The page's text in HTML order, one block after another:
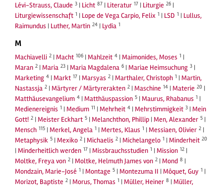
Lévi-Strauss, Claude 3 | Licht 87 | Literatur 17 | Liturgie 26 |
Liturgiewissenschaft 1 | Lope de Vega Carpio, Felix 1 | LSD 1 | Lullus,
Raimundus | Luther, Martin 24 | Lydia 1
M
Machiavelli 2 | Macht 106 | Mahlzeit 4 | Maimonides, Moses 1 |
Maran 2 | Maria 23 | Maria Magdalena 6 | Mariae Heimsuchung 3 |
Marketing 4 | Markt 17 | Marsyas 2 | Marthaler, Christoph 1 | Martin,
Nastassja 2 | Märtyrer / Märtyrerakten 2 | Maschine 14 | Materie 20 |
Matthäusevangelium 4 | Matthäuspassion 5 | Maurus, Rhabanus 1 |
Medienereignis 1 | Medium 11 | Mehrheit 4 | Mehrstimmigkeit 3 | Mein
Gott! 2 | Meister Eckhart 5 | Melanchthon, Phillip | Men, Alexander 5 |
Mensch 115 | Merkel, Angela 1 | Mertes, Klaus 1 | Messiaen, Olivier 2 |
Metaphysik 5 | Mexiko 2 | Michaelis 2 | Michelangelo 1 | Minderheit 20
| Minderheitlich werden 17 | Missbrauchsstudien 1 | Mission 12 |
Moltke, Freya von 2 | Moltke, Helmuth James von 2 | Mond 8 |
Mondzain, Marie-José 1 | Montage 5 | Montezuma II | Môquet, Guy 1 |
Morizot, Baptiste 2 | Morus, Thomas 1 | Müller, Heiner 8 | Müller,